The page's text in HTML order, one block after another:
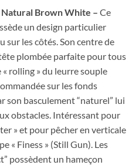
Natural Brown White – Ce
un design particulier
sur les côtés. Son centre de
plombée parfaite pour tous
rolling » du leurre souple
sur les fonds
basculement “naturel” lui
obstacles. Intéressant pour
» et pour pêcher en verticale
« Finess » (Still Gun). Les
possèdent un hameçon